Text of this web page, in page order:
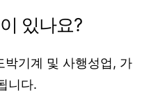
있나요?
박기계 및 사행성업, 가
니다.